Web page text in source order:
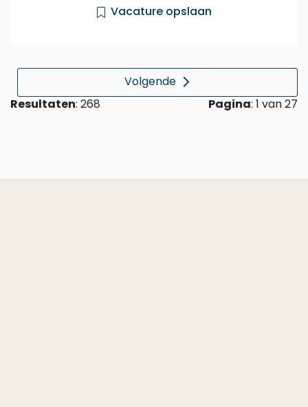
Vacature opslaan
Resultaten: 268 Pagina: 1 van 27
Volgende